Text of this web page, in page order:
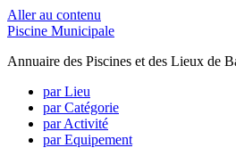
Aller au contenu
Piscine Municipale
Annuaire des Piscines et des Lieux de
par Lieu
par Catégorie
par Activité
par Equipement